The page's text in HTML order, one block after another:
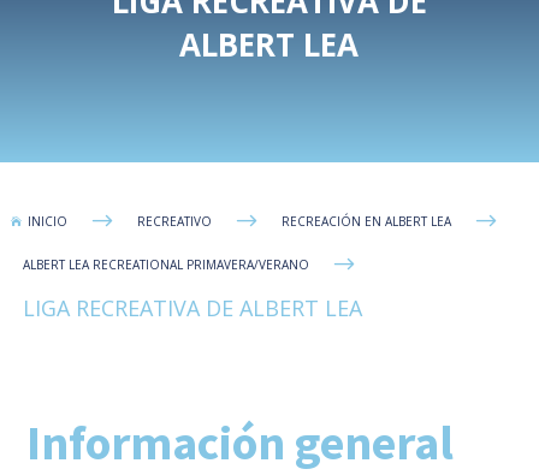
ALBERT LEA
 INICIO $ RECREATIVO $ RECREACIÓN EN ALBERT LEA $
ALBERT LEA RECREATIONAL PRIMAVERA/VERANO $
LIGA RECREATIVA DE ALBERT LEA
Información general